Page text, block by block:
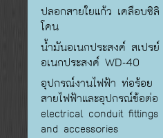
ปลอกสายใยแก้ว เคลือบซิลิ
โคน
น้ำมันอเนกประสงค์ สเปรย์
อเนกประสงค์ WD-40
อุปกรณ์งานไฟฟ้า ท่อร้อย
สายไฟฟ้าและอุปกรณ์ข้อต่อ
electrical conduit fittings
and accessories